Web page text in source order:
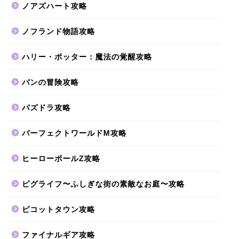
ノアズハート攻略
ノフランド物語攻略
ハリー・ポッター：魔法の覚醒攻略
バンの冒険攻略
パズドラ攻略
パーフェクトワールドM攻略
ヒーローボールZ攻略
ピグライフ〜ふしぎな街の素敵なお庭〜攻略
ピコットタウン攻略
ファイナルギア攻略